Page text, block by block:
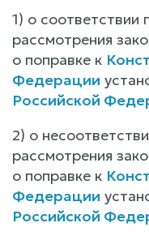
1) о соответствии
рассмотрения
о поправке к
Федерации
Российской
2) о
рассмотрения
о поправке к
Федерации
Российской